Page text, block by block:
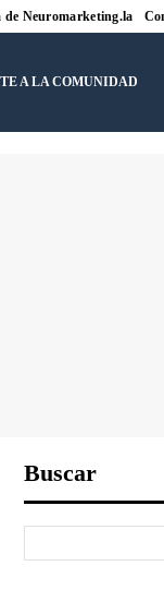
de Neuromarketing.la
A LA COMUNIDAD
Buscar